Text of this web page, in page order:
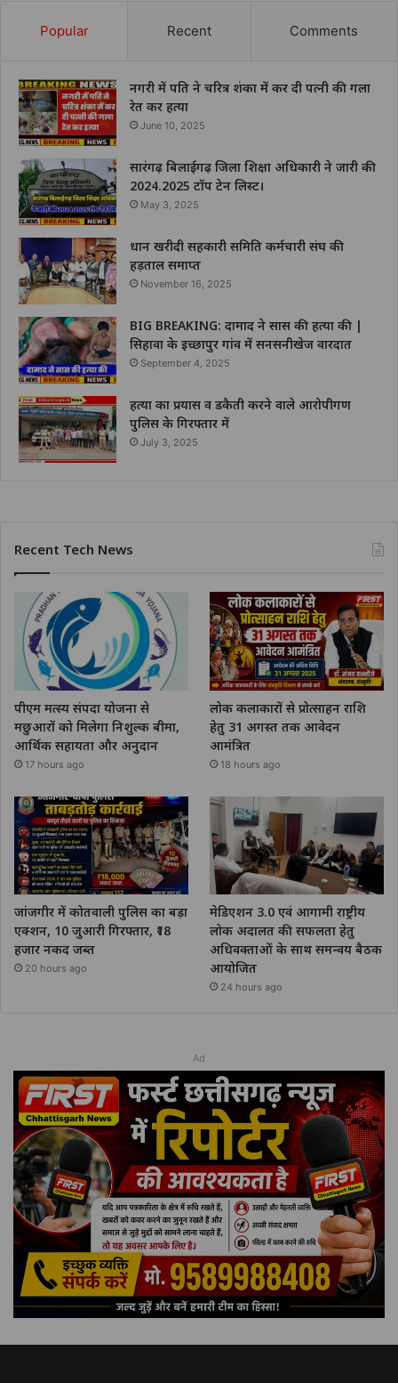
Popular Recent Comments
नगरी में पति ने चरित्र शंका में कर दी पत्नी की गला
रेत कर हत्या
June 10, 2025
सारंगढ़ बिलाईगढ़ जिला शिक्षा अधिकारी ने जारी की
2024.2025 टॉप टेन लिस्ट।
May 3, 2025
धान खरीदी सहकारी समिति कर्मचारी संघ की
हड़ताल समाप्त
November 16, 2025
BIG BREAKING: दामाद ने सास की हत्या की |
सिहावा के इच्छापुर गांव में सनसनीखेज वारदात
September 4, 2025
हत्या का प्रयास व डकैती करने वाले आरोपीगण
पुलिस के गिरफ्तार में
July 3, 2025
Recent Tech News
पीएम मत्स्य संपदा योजना से
मछुआरों को मिलेगा निशुल्क बीमा,
आर्थिक सहायता और अनुदान
17 hours ago
लोक कलाकारों से प्रोत्साहन राशि
हेतु 31 अगस्त तक आवेदन
आमंत्रित
18 hours ago
जांजगीर में कोतवाली पुलिस का बड़ा
एक्शन, 10 जुआरी गिरफ्तार, ₹18
हजार नकद जब्त
20 hours ago
मेडिएशन 3.0 एवं आगामी राष्ट्रीय
लोक अदालत की सफलता हेतु
अधिवक्ताओं के साथ समन्वय बैठक
आयोजित
24 hours ago
Ad